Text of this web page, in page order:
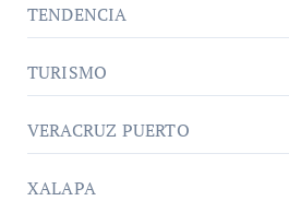
TENDENCIA
TURISMO
VERACRUZ PUERTO
XALAPA